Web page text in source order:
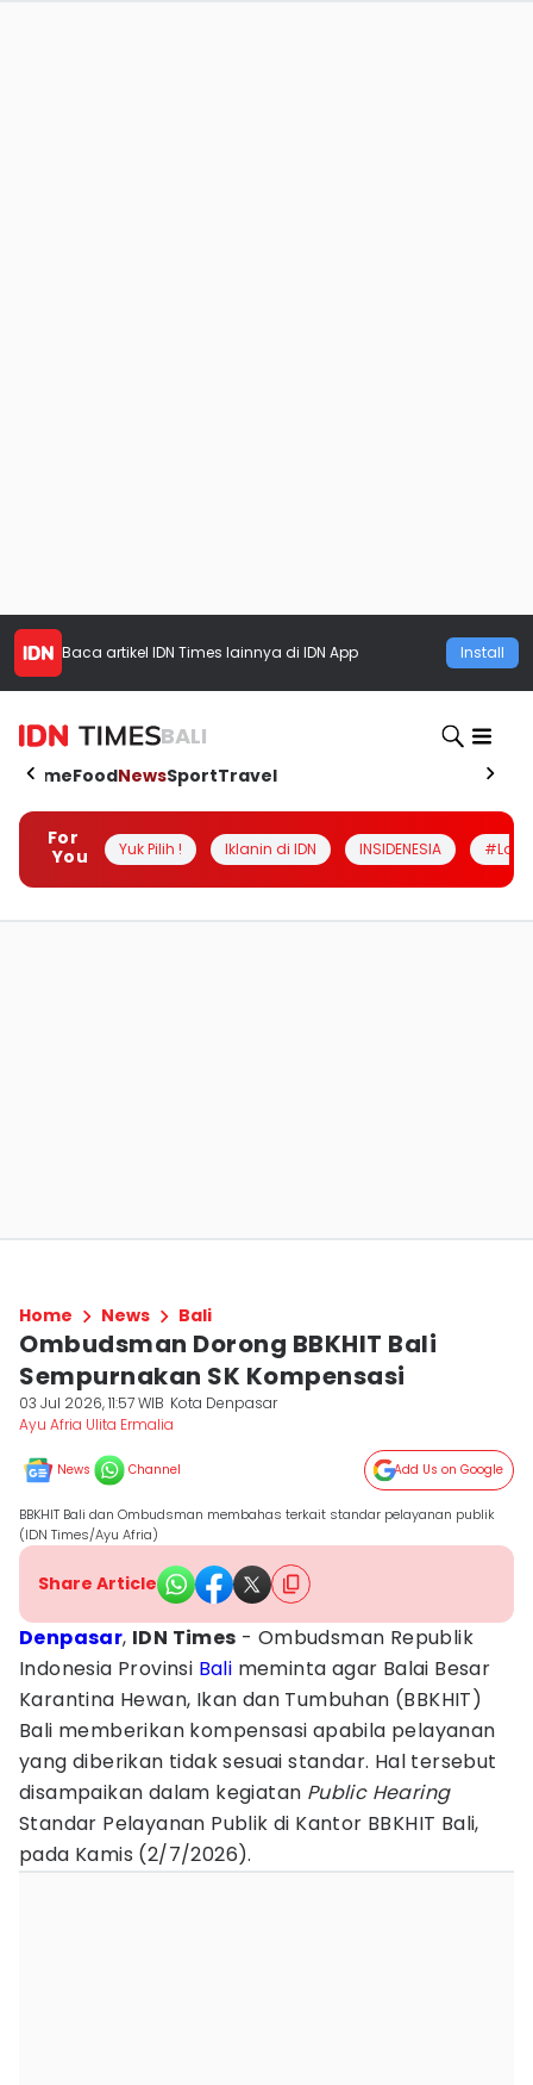
Baca artikel IDN Times lainnya di IDN App Install
BALI
HomeFoodNewsSportTravel
For
You
Yuk Pilih ! Iklanin di IDN INSIDENESIA
Home News Bali
Ombudsman Dorong BBKHIT Bali
Sempurnakan SK Kompensasi
03 Jul 2026, 11:57 WIB Kota Denpasar
Ayu Afria Ulita Ermalia
News Channel Add Us on Google
BBKHIT Bali dan Ombudsman membahas terkait standar pelayanan publik
(IDN Times/Ayu Afria)
Share Article
Denpasar, IDN Times - Ombudsman Republik
Indonesia Provinsi Bali meminta agar Balai Besar
Karantina Hewan, Ikan dan Tumbuhan (BBKHIT)
Bali memberikan kompensasi apabila pelayanan
yang diberikan tidak sesuai standar. Hal tersebut
disampaikan dalam kegiatan Public Hearing
Standar Pelayanan Publik di Kantor BBKHIT Bali,
pada Kamis (2/7/2026).